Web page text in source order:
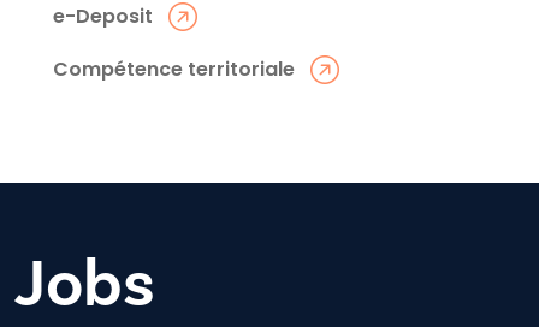
e-Deposit
Compétence territoriale
Jobs